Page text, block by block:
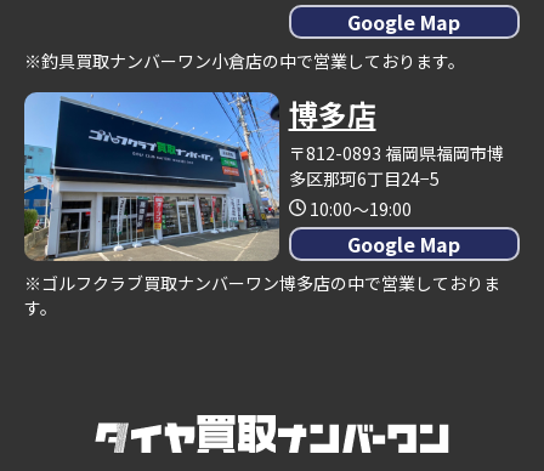
Google Map
※釣具買取ナンバーワン小倉店の中で営業しております。
博多店
〒812-0893 福岡県福岡市博
多区那珂6丁目24−5
10:00～19:00
Google Map
※ゴルフクラブ買取ナンバーワン博多店の中で営業しておりま
す。